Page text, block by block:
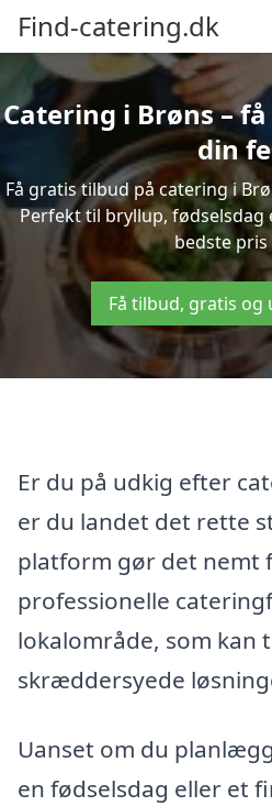
Find-catering.dk
Catering i Brøns –
din
Få gratis tilbud på catering i
Perfekt til bryllup, fødselsdag
bedste pris
Få tilbud, gratis
Er du på udkig efter
er du landet det rette
platform gør det nemt
professionelle
lokalområde, som kan
skræddersyede
Uanset om du
en fødselsdag eller et